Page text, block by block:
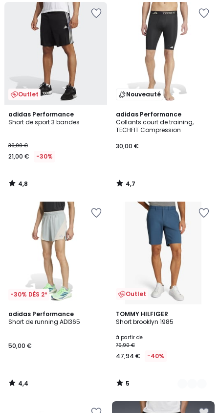
Outlet
adidas Performance
Short de sport 3 bandes
30,00 €
21,00 € -30%
4,8
/ 5
4,8
/
Nouveauté
adidas Performance
Collants court de training,
TECHFIT Compression
30,00 €
4,7
/ 5
4,7
/
-30% DÈS 2*
adidas Performance
Short de running ADI365
50,00 €
4,4
/ 5
4,4
/
Outlet
TOMMY HILFIGER
Short brooklyn 1985
à partir de
79,90 €
47,94 € -40%
5
/
3
Couleurs
5
/